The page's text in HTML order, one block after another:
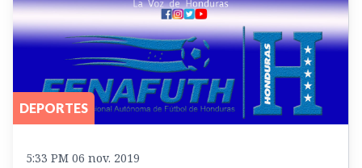
DEPORTES
5:33 PM 06 nov. 2019